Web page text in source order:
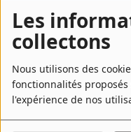
Les
collectons
Nous utilisons des
fonctionnalités
l'expérience de nos
Cultur'Ciné - Jean
CONCOURS
Contact